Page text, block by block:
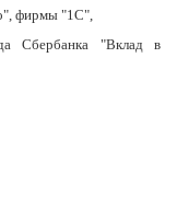
фирмы "1С",
Сбербанка "Вклад в